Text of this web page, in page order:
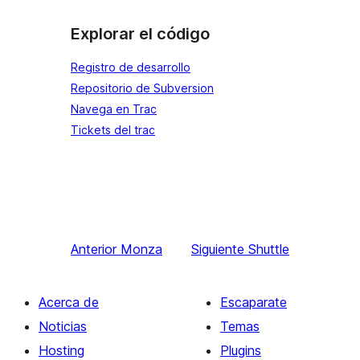
Explorar el código
Registro de desarrollo
Repositorio de Subversion
Navega en Trac
Tickets del trac
Anterior Monza Siguiente Shuttle
Acerca de
Noticias
Hosting
Escaparate
Temas
Plugins